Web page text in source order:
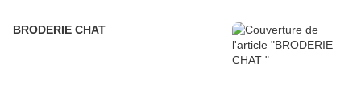
BRODERIE CHAT